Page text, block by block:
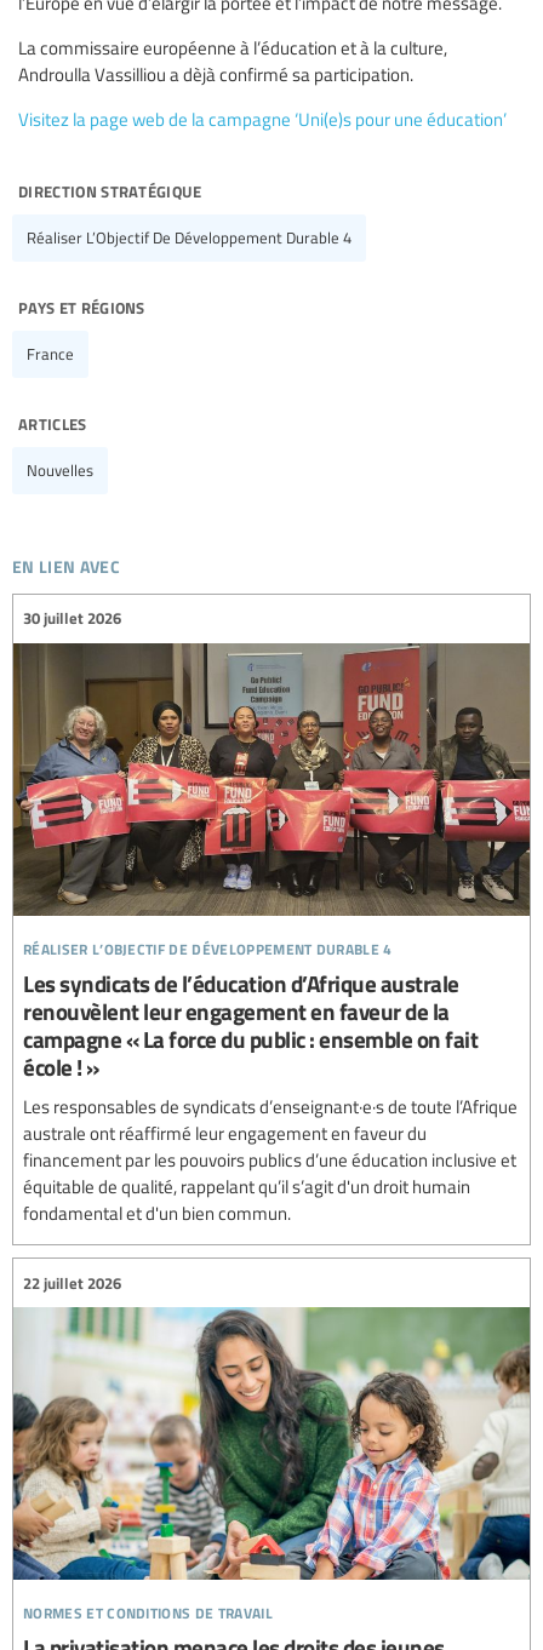
La commissaire européenne à l’éducation et à la culture,
Androulla Vassilliou a dèjà confirmé sa participation.
Visitez la page web de la campagne ‘Uni(e)s pour une éducation’
direction stratégique
Réaliser L’Objectif De Développement Durable 4
pays et régions
France
articles
Nouvelles
en lien avec
réaliser l’objectif de développement durable 4
30 juillet 2026
Les syndicats de l’éducation d’Afrique australe
renouvèlent leur engagement en faveur de la
campagne « La force du public : ensemble on fait
école ! »
Les responsables de syndicats d’enseignant·e·s de toute l’Afrique
australe ont réaffirmé leur engagement en faveur du
financement par les pouvoirs publics d’une éducation inclusive et
équitable de qualité, rappelant qu’il s’agit d'un droit humain
fondamental et d'un bien commun.
normes et conditions de travail
22 juillet 2026